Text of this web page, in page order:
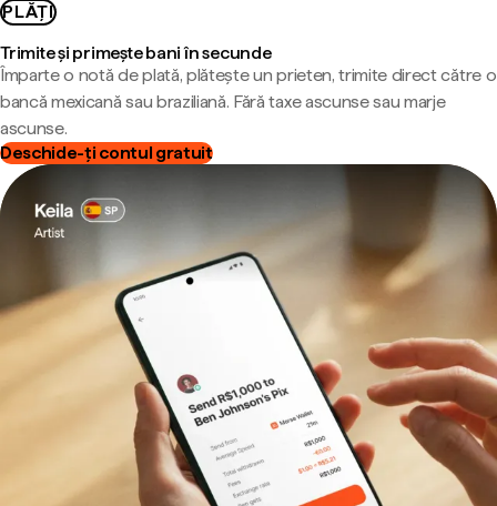
PLĂȚI
Trimite și primește bani în secunde
Împarte o notă de plată, plătește un prieten, trimite direct către o
bancă mexicană sau braziliană. Fără taxe ascunse sau marje
ascunse.
Deschide-ți contul gratuit